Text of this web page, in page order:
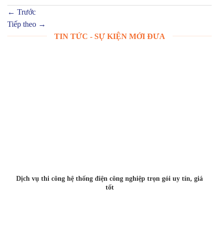
← Trước
Tiếp theo →
TIN TỨC - SỰ KIỆN MỚI ĐƯA
Dịch vụ thi công hệ thống điện công nghiệp trọn gói uy tín, giá
tốt